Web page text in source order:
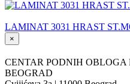
LAMINAT 3031 HRAST
×
CENTAR PODNIH OBLOGA
BEOGRAD